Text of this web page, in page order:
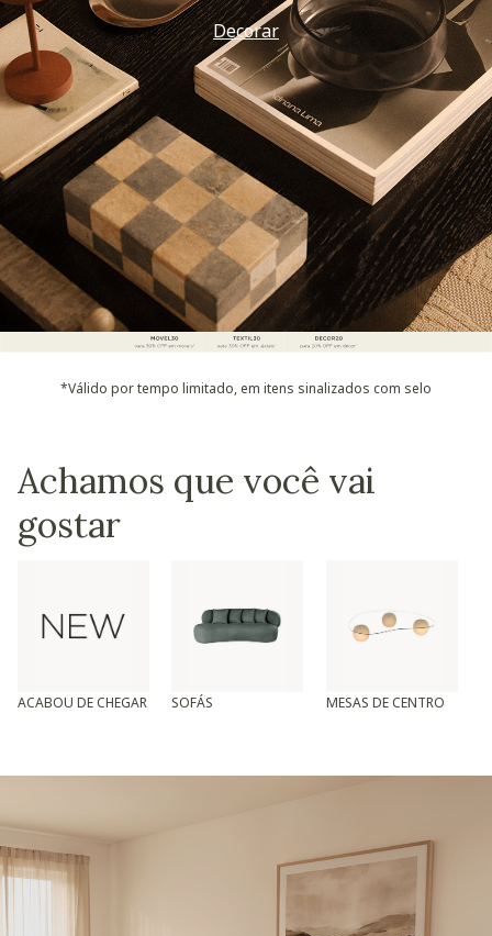
Decorar
*Válido por tempo limitado, em itens sinalizados com selo
Achamos que você vai
gostar
ACABOU DE CHEGAR SOFÁS MESAS DE CENTRO